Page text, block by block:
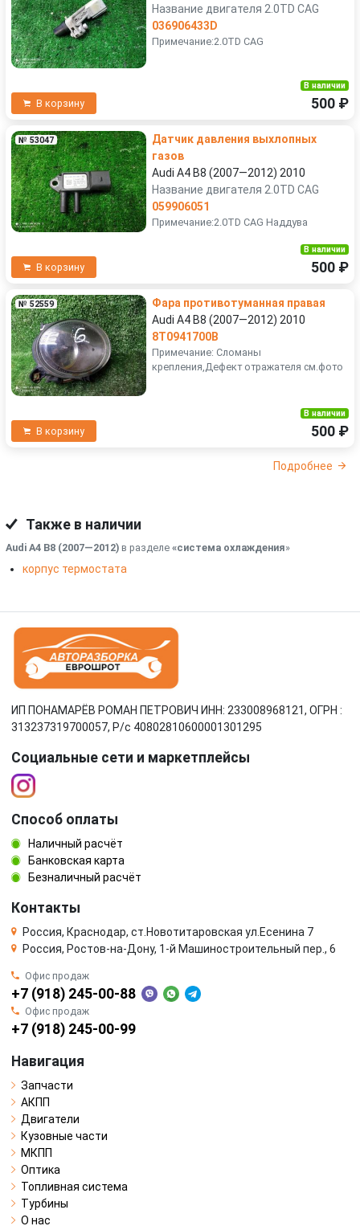
Название двигателя 2.0TD CAG
036906433D
Примечание:2.0TD CAG
В корзину
В наличии
500 ₽
№ 53047
Датчик давления выхлопных
газов
Audi A4 B8 (2007—2012) 2010
Название двигателя 2.0TD CAG
059906051
Примечание:2.0TD CAG Наддува
В корзину
В наличии
500 ₽
№ 52559
Фара противотуманная правая
Audi A4 B8 (2007—2012) 2010
8T0941700B
Примечание: Сломаны
крепления,Дефект отражателя см.фото
В корзину
В наличии
500 ₽
Подробнее
Также в наличии
Audi A4 B8 (2007—2012) в разделе «система охлаждения»
корпус термостата
ИП ПОНАМАРЁВ РОМАН ПЕТРОВИЧ ИНН: 233008968121, ОГРН :
313237319700057, Р/c 40802810600001301295
Социальные сети и маркетплейсы
Способ оплаты
Наличный расчёт
Банковская карта
Безналичный расчёт
Контакты
Россия, Краснодар, ст.Новотитаровская ул.Есенина 7
Россия, Ростов-на-Дону, 1-й Машиностроительный пер., 6
Офис продаж
+7 (918) 245-00-88
Офис продаж
+7 (918) 245-00-99
Навигация
Запчасти
АКПП
Двигатели
Кузовные части
МКПП
Оптика
Топливная система
Турбины
О нас